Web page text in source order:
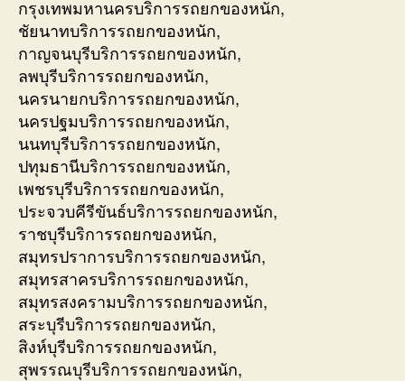
กรุงเทพมหานครบริการรถยกของหนัก,
ชัยนาทบริการรถยกของหนัก,
กาญจนบุรีบริการรถยกของหนัก,
ลพบุรีบริการรถยกของหนัก,
นครนายกบริการรถยกของหนัก,
นครปฐมบริการรถยกของหนัก,
นนทบุรีบริการรถยกของหนัก,
ปทุมธานีบริการรถยกของหนัก,
เพชรบุรีบริการรถยกของหนัก,
ประจวบคีรีขันธ์บริการรถยกของหนัก,
ราชบุรีบริการรถยกของหนัก,
สมุทรปราการบริการรถยกของหนัก,
สมุทรสาครบริการรถยกของหนัก,
สมุทรสงครามบริการรถยกของหนัก,
สระบุรีบริการรถยกของหนัก,
สิงห์บุรีบริการรถยกของหนัก,
สุพรรณบุรีบริการรถยกของหนัก,